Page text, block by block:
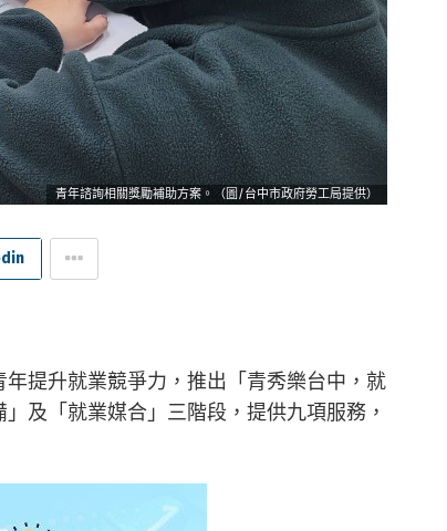
青年諮詢相關獎勵補助方案。（圖/台中市政府勞工局提供）
提升就業競爭力，推出「青秀樂台中，就
及「就業媒合」三階段，提供九項服務，